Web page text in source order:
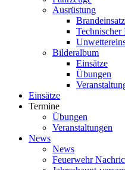
Ausrüstung
Brandeinsatz
Technischer
Bilderalbum
Einsätze
Übungen
Einsätze
Termine
Übungen
Veranstaltungen
News
News
Feuerwehr